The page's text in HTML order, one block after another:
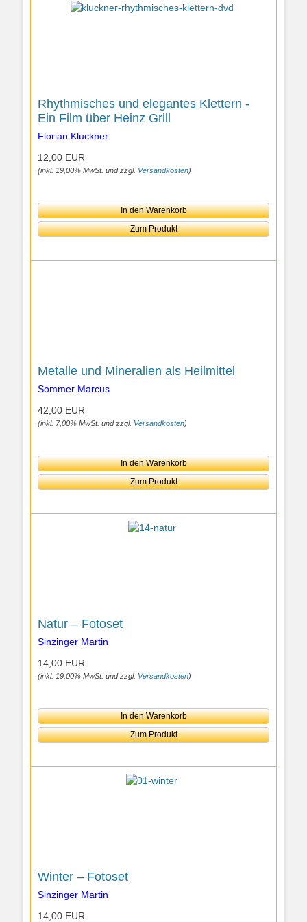
Rhythmisches und elegantes Klettern -
Ein Film über Heinz Grill
Florian Kluckner
12,00 EUR
(inkl. 19,00% MwSt. und zzgl. Versandkosten)
In den Warenkorb
Zum Produkt
Metalle und Mineralien als Heilmittel
Sommer Marcus
42,00 EUR
(inkl. 7,00% MwSt. und zzgl. Versandkosten)
In den Warenkorb
Zum Produkt
Natur – Fotoset
Sinzinger Martin
14,00 EUR
(inkl. 19,00% MwSt. und zzgl. Versandkosten)
In den Warenkorb
Zum Produkt
Winter – Fotoset
Sinzinger Martin
14,00 EUR